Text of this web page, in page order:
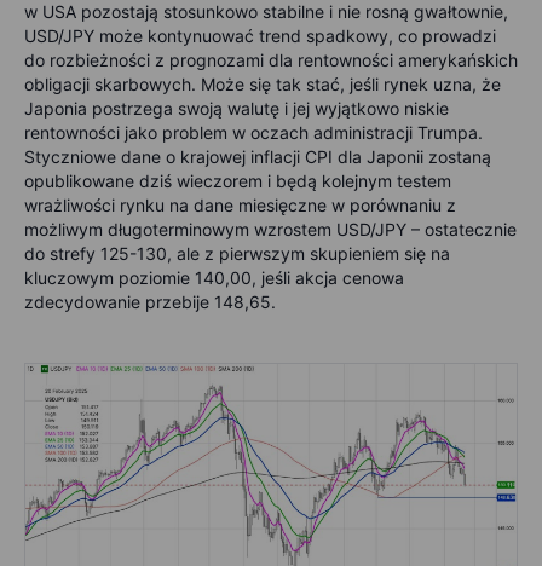
w USA pozostają stosunkowo stabilne i nie rosną gwałtownie,
USD/JPY może kontynuować trend spadkowy, co prowadzi
do rozbieżności z prognozami dla rentowności amerykańskich
obligacji skarbowych. Może się tak stać, jeśli rynek uzna, że
Japonia postrzega swoją walutę i jej wyjątkowo niskie
rentowności jako problem w oczach administracji Trumpa.
Styczniowe dane o krajowej inflacji CPI dla Japonii zostaną
opublikowane dziś wieczorem i będą kolejnym testem
wrażliwości rynku na dane miesięczne w porównaniu z
możliwym długoterminowym wzrostem USD/JPY – ostatecznie
do strefy 125-130, ale z pierwszym skupieniem się na
kluczowym poziomie 140,00, jeśli akcja cenowa
zdecydowanie przebije 148,65.